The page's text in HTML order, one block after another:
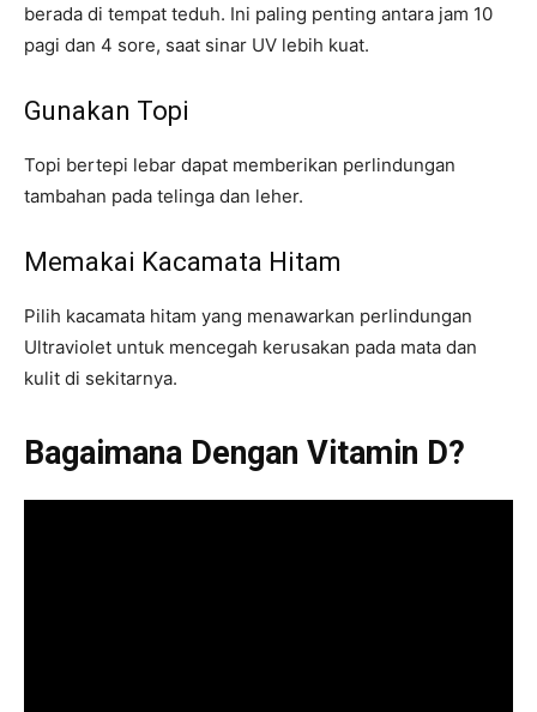
berada di tempat teduh. Ini paling penting antara jam 10
pagi dan 4 sore, saat sinar UV lebih kuat.
Gunakan Topi
Topi bertepi lebar dapat memberikan perlindungan
tambahan pada telinga dan leher.
Memakai Kacamata Hitam
Pilih kacamata hitam yang menawarkan perlindungan
Ultraviolet untuk mencegah kerusakan pada mata dan
kulit di sekitarnya.
Bagaimana Dengan Vitamin D?